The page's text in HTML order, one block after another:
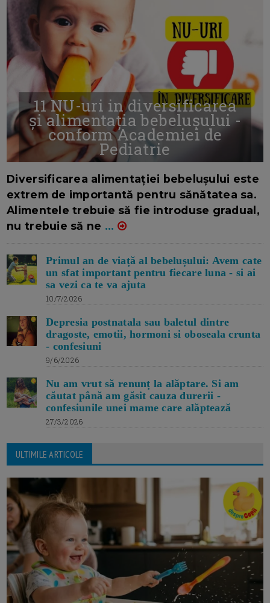
11 NU-uri in diversificarea
și alimentația bebelușului -
conform Academiei de
Pediatrie
Diversificarea alimentației bebelușului este
extrem de importantă pentru sănătatea sa.
Alimentele trebuie să fie introduse gradual,
nu trebuie să ne ...
Primul an de viață al bebelușului: Avem cate
un sfat important pentru fiecare luna - si ai
sa vezi ca te va ajuta
10/7/2026
Depresia postnatala sau baletul dintre
dragoste, emotii, hormoni si oboseala crunta
- confesiuni
9/6/2026
Nu am vrut să renunț la alăptare. Si am
căutat până am găsit cauza durerii -
confesiunile unei mame care alăptează
27/3/2026
ULTIMILE ARTICOLE